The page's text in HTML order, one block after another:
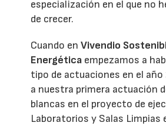
especialización en el que no
de crecer.
Cuando enVivendio
Energética empezamos a
tipo de actuaciones en el año
a nuestra primera actuación
blancas en el proyecto de
Laboratorios y Salas Limpias